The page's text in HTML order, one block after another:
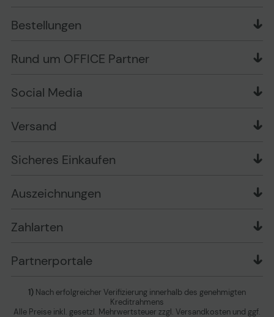
Bewertungsrichtlinien
Wissen mit OP
Markenshops
Garantiearten
Information zur Entsorgung von Batterien und
Vertrag widerrufen
Bestellungen
Versand im Namen Dritter
Muster-Widerrufsformular
Versandinformationen
Sicheres Einkaufen
AGB
Rund um OFFICE Partner
Stellenangebote
Playox.de
Presse
Impressum
Zu den Barrierefreiheitseinstellungen
Erklärung zur Barrierefreiheit
Ansprechpartner bei fehlerhafter Ware und Schäden
Social Media
Versand
Sicheres Einkaufen
Auszeichnungen
Zahlarten
Partnerportale
1) Nach erfolgreicher Verifizierung innerhalb des genehmigten
Kreditrahmens
Alle Preise inkl. gesetzl. Mehrwertsteuer zzgl. Versandkosten und ggf.